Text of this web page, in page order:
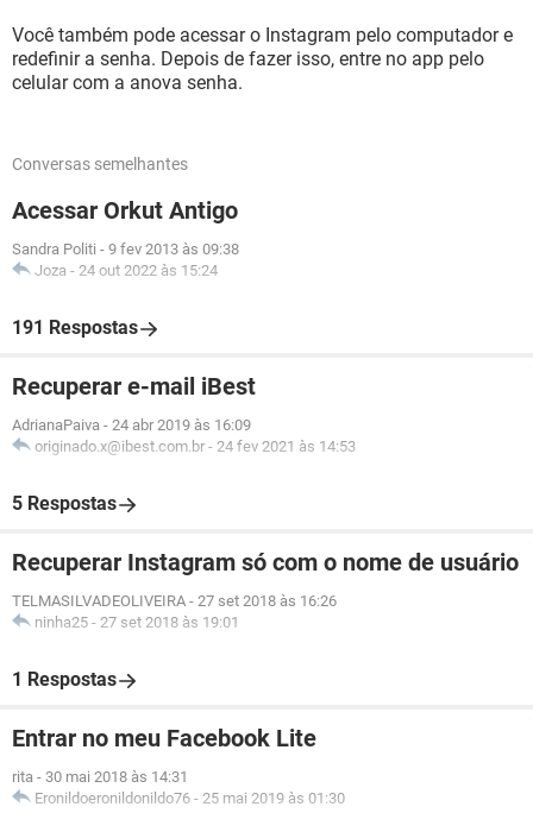
Você também pode acessar o Instagram pelo computador e
redefinir a senha. Depois de fazer isso, entre no app pelo
celular com a anova senha.
Conversas semelhantes
Acessar Orkut Antigo
Sandra Politi - 9 fev 2013 às 09:38
Joza - 24 out 2022 às 15:24
191 Respostas
Recuperar e-mail iBest
AdrianaPaiva - 24 abr 2019 às 16:09
originado.x@ibest.com.br - 24 fev 2021 às 14:53
5 Respostas
Recuperar Instagram só com o nome de usuário
TELMASILVADEOLIVEIRA - 27 set 2018 às 16:26
ninha25 - 27 set 2018 às 19:01
1 Respostas
Entrar no meu Facebook Lite
rita - 30 mai 2018 às 14:31
Eronildoeronildonildo76 - 25 mai 2019 às 01:30